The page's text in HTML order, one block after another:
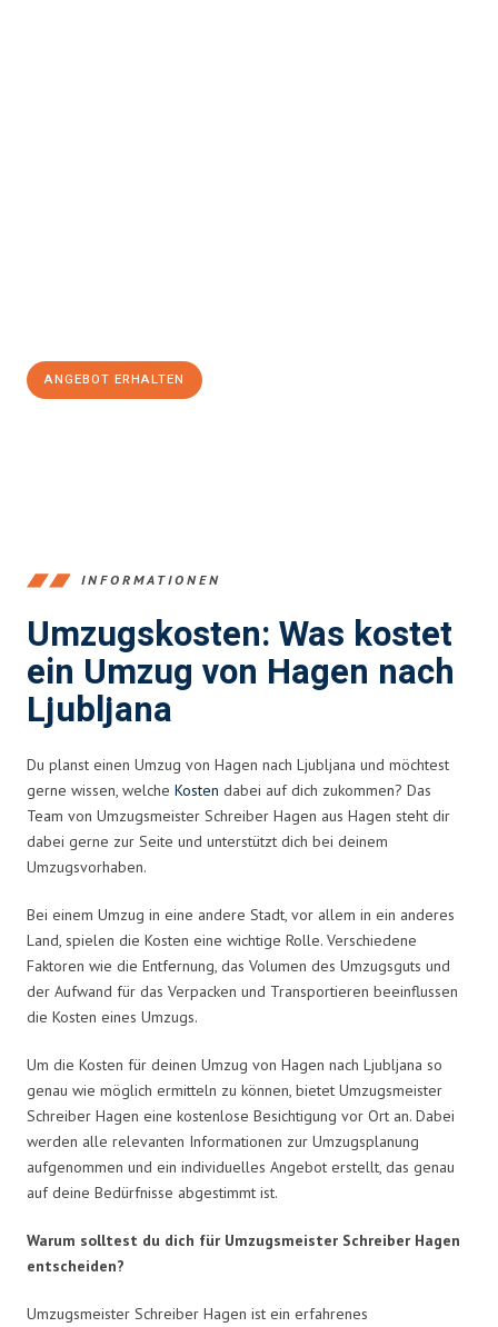
ANGEBOT ERHALTEN
INFORMATIONEN
Umzugskosten: Was kostet
ein Umzug von Hagen nach
Ljubljana
Du planst einen Umzug von Hagen nach Ljubljana und möchtest
gerne wissen, welche Kosten dabei auf dich zukommen? Das
Team von Umzugsmeister Schreiber Hagen aus Hagen steht dir
dabei gerne zur Seite und unterstützt dich bei deinem
Umzugsvorhaben.
Bei einem Umzug in eine andere Stadt, vor allem in ein anderes
Land, spielen die Kosten eine wichtige Rolle. Verschiedene
Faktoren wie die Entfernung, das Volumen des Umzugsguts und
der Aufwand für das Verpacken und Transportieren beeinflussen
die Kosten eines Umzugs.
Um die Kosten für deinen Umzug von Hagen nach Ljubljana so
genau wie möglich ermitteln zu können, bietet Umzugsmeister
Schreiber Hagen eine kostenlose Besichtigung vor Ort an. Dabei
werden alle relevanten Informationen zur Umzugsplanung
aufgenommen und ein individuelles Angebot erstellt, das genau
auf deine Bedürfnisse abgestimmt ist.
Warum solltest du dich für Umzugsmeister Schreiber Hagen
entscheiden?
Umzugsmeister Schreiber Hagen ist ein erfahrenes